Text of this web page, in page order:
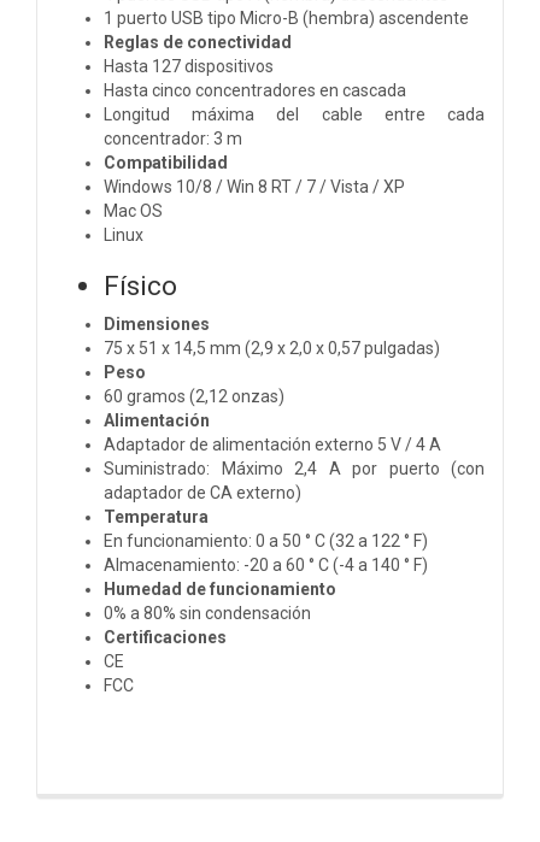
1 puerto USB tipo Micro-B (hembra) ascendente
Reglas de conectividad
Hasta 127 dispositivos
Hasta cinco concentradores en cascada
Longitud máxima del cable entre cada
concentrador: 3 m
Compatibilidad
Windows 10/8 / Win 8 RT / 7 / Vista / XP
Mac OS
Linux
Físico
Dimensiones
75 x 51 x 14,5 mm (2,9 x 2,0 x 0,57 pulgadas)
Peso
60 gramos (2,12 onzas)
Alimentación
Adaptador de alimentación externo 5 V / 4 A
Suministrado: Máximo 2,4 A por puerto (con
adaptador de CA externo)
Temperatura
En funcionamiento: 0 a 50 ° C (32 a 122 ° F)
Almacenamiento: -20 a 60 ° C (-4 a 140 ° F)
Humedad de funcionamiento
0% a 80% sin condensación
Certificaciones
CE
FCC